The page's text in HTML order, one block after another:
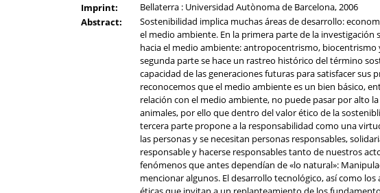
Imprint:
Bellaterra : Universidad Autònoma de Barcelona, 2006
Abstract:
Sostenibilidad implica muchas áreas de desarrollo:
el medio ambiente. En la primera parte de la
hacia el medio ambiente: antropocentrismo, biocentrismo
segunda parte se hace un rastreo histórico del término
capacidad de las generaciones futuras para satisfacer sus
reconocemos que el medio ambiente es un bien básico,
relación con el medio ambiente, no puede pasar por alto
animales, por ello que dentro del valor ético de la
tercera parte propone a la responsabilidad como una
las personas y se necesitan personas responsables,
responsable y hacerse responsables tanto de nuestros
fenómenos que antes dependían de «lo natural»:
mencionar algunos. El desarrollo tecnológico, así como